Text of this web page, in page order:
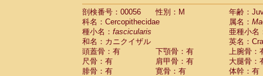
剖検番号：00056
性別：M
年齢：
科名：Cercopithecidae
属名：
種小名： fascicularis
亜種小名
和名：カニクイザル
英名：
頭蓋骨：有
下顎骨：有
上腕骨：
尺骨：有
肩甲骨：有
大腿骨：
腓骨：有
寛骨：有
体幹：有